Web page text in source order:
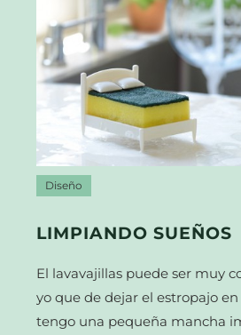
Diseño
LIMPIANDO SUEÑOS
El lavavajillas puede ser muy
yo que de dejar el estropajo
tengo una pequeña mancha